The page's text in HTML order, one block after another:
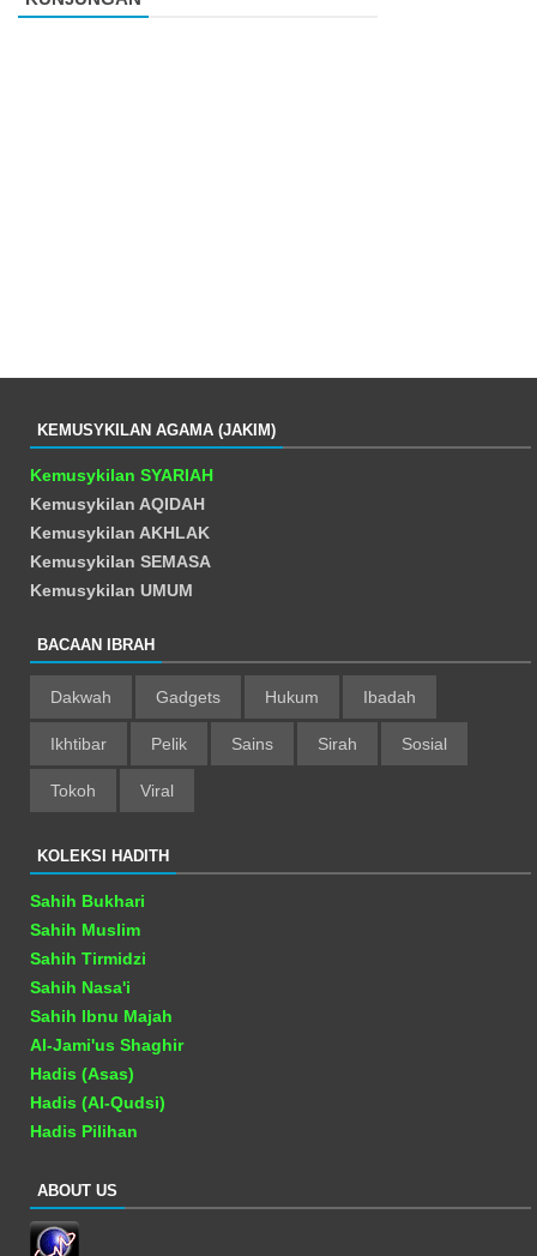
KEMUSYKILAN AGAMA (JAKIM)
Kemusykilan SYARIAH
Kemusykilan AQIDAH
Kemusykilan AKHLAK
Kemusykilan SEMASA
Kemusykilan UMUM
BACAAN IBRAH
Dakwah Gadgets Hukum Ibadah
Ikhtibar Pelik Sains Sirah Sosial
Tokoh Viral
KOLEKSI HADITH
Sahih Bukhari
Sahih Muslim
Sahih Tirmidzi
Sahih Nasa'i
Sahih Ibnu Majah
Al-Jami'us Shaghir
Hadis (Asas)
Hadis (Al-Qudsi)
Hadis Pilihan
ABOUT US